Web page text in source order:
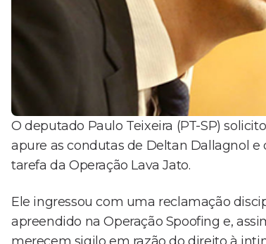
O deputado Paulo Teixeira (PT-SP)
apure as condutas de Deltan Dallagnol
tarefa da Operação Lava Jato.
Ele ingressou com uma reclamação
apreendido na Operação Spoofing e,